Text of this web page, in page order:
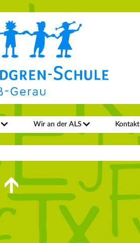
Wir an der ALS Kontakt